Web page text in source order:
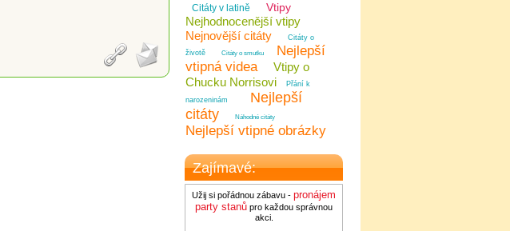
Citáty v latině Vtipy
Nejhodnocenější vtipy
Nejnovější citáty
Citáty o
životě
Citáty o smutku
Nejlepší
vtipná videa
Vtipy o
Chucku Norrisovi
Přání k
narozeninám
Nejlepší
citáty
Náhodné citáty
Nejlepší vtipné obrázky
Zajímavé:
Užij si pořádnou zábavu - pronájem
party stanů pro každou správnou
akci.